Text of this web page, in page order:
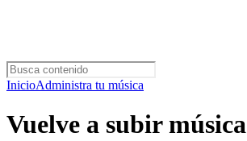
InicioAdministra tu música
Vuelve a subir música